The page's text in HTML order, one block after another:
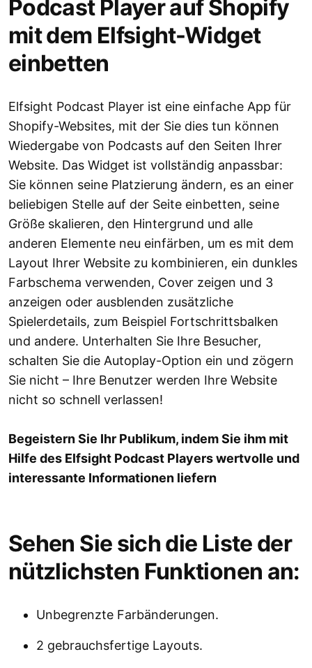
Podcast Player auf Shopify
mit dem Elfsight-Widget
einbetten
Elfsight Podcast Player ist eine einfache App für
Shopify-Websites, mit der Sie dies tun können
Wiedergabe von Podcasts auf den Seiten Ihrer
Website. Das Widget ist vollständig anpassbar:
Sie können seine Platzierung ändern, es an einer
beliebigen Stelle auf der Seite einbetten, seine
Größe skalieren, den Hintergrund und alle
anderen Elemente neu einfärben, um es mit dem
Layout Ihrer Website zu kombinieren, ein dunkles
Farbschema verwenden, Cover zeigen und 3
anzeigen oder ausblenden zusätzliche
Spielerdetails, zum Beispiel Fortschrittsbalken
und andere. Unterhalten Sie Ihre Besucher,
schalten Sie die Autoplay-Option ein und zögern
Sie nicht – Ihre Benutzer werden Ihre Website
nicht so schnell verlassen!
Begeistern Sie Ihr Publikum, indem Sie ihm mit
Hilfe des Elfsight Podcast Players wertvolle und
interessante Informationen liefern
Sehen Sie sich die Liste der
nützlichsten Funktionen an:
Unbegrenzte Farbänderungen.
2 gebrauchsfertige Layouts.